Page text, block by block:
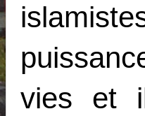
vies et